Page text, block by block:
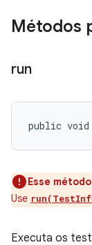
Métodos
run
public
Esse
Use
Executa os